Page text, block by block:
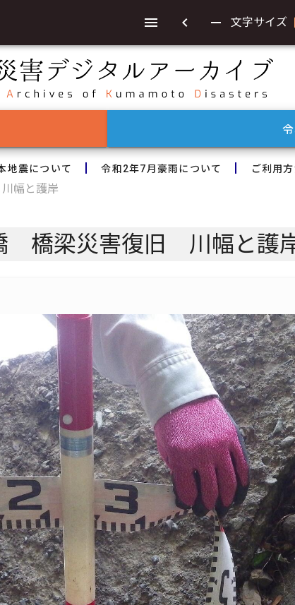
chevron_left remove 文字サイズ
地震について 令和2年7月豪雨について ご利用
幅と護岸
橋梁災害復旧 川幅と護